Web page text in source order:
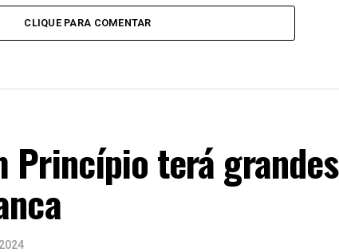
CLIQUE PARA COMENTAR
Princípio terá grandes